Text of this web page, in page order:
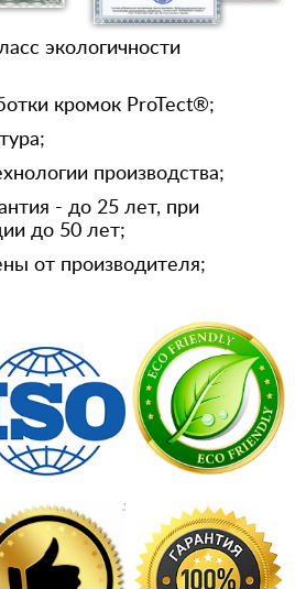
экологичности
кромок ProTect®;
производства;
- до 25 лет, при
до 50 лет;
от производителя;